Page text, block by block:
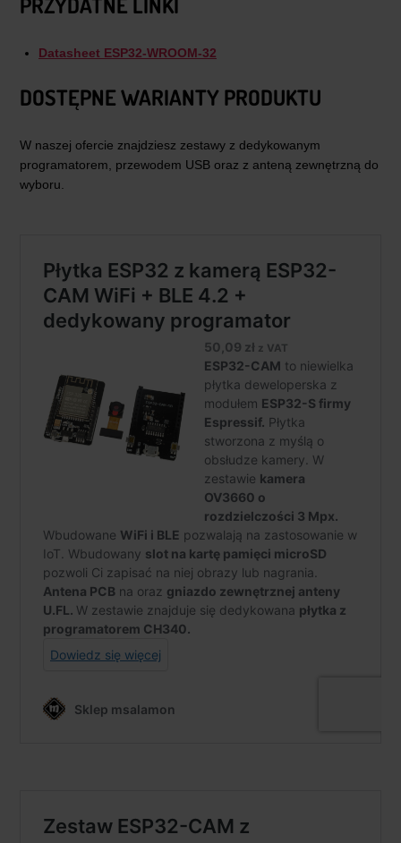
Datasheet ESP32-WROOM-32
DOSTĘPNE WARIANTY PRODUKTU
W naszej ofercie znajdziesz zestawy z dedykowanym
programatorem, przewodem USB oraz z anteną zewnętrzną do
wyboru.